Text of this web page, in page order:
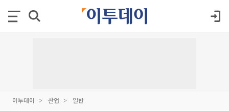
이투데이 산업 일반